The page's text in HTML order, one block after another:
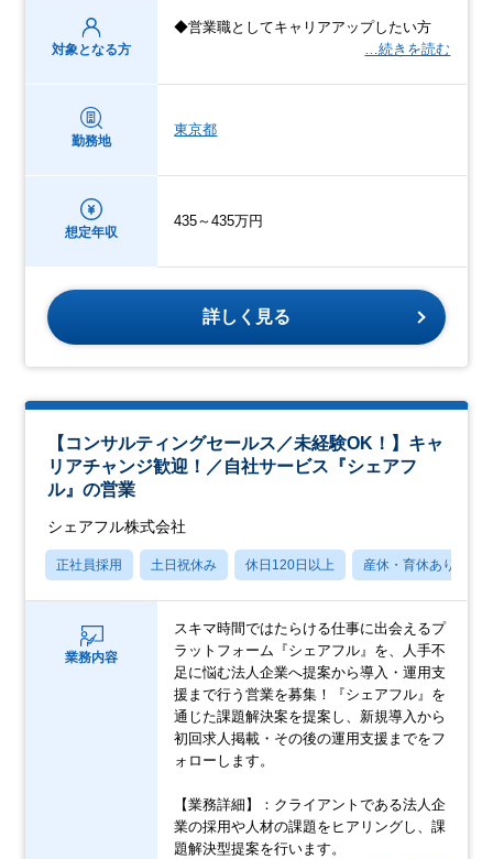
対象となる方
◆営業職としてキャリアアップしたい方
…続きを読む
勤務地
東京都
想定年収
435～435万円
詳しく見る
【コンサルティングセールス／未経験OK！】キャ
リアチャンジ歓迎！／自社サービス『シェアフ
ル』の営業
シェアフル株式会社
正社員採用 土日祝休み 休日120日以上 産休・育休あり
業務内容
スキマ時間ではたらける仕事に出会えるプ
ラットフォーム『シェアフル』を、人手不
足に悩む法人企業へ提案から導入・運用支
援まで行う営業を募集！『シェアフル』を
通じた課題解決案を提案し、新規導入から
初回求人掲載・その後の運用支援までをフ
ォローします。
【業務詳細】：クライアントである法人企
業の採用や人材の課題をヒアリングし、課
題解決型提案を行います。